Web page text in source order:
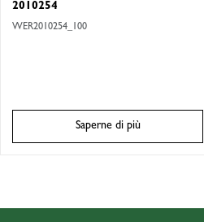
2010254
WER2010254_100
Saperne di più